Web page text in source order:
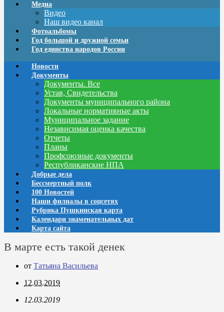
Медиа
Видео
Наш видео канал
Фотоальбомы
Год большой и дружной семьи
Год единства народов России
Новости
Документы
Документы. Все
Устав, Свидетельства
Документы муниципального района
Локальные нормативные акты
Муниципальное задание
Независимая оценка качества
Отчеты
Планы
Профсоюзные документы
Республиканские НПА
Добрые дела
Бессмертный полк
100 Новостей
Наши филиалы в соцсетях
Рубрика Пушкинская карта
Календари знаменательных дат
Карта сайта
В марте есть такой денек
от Татьяна Васильева
12.03.2019
12.03.2019